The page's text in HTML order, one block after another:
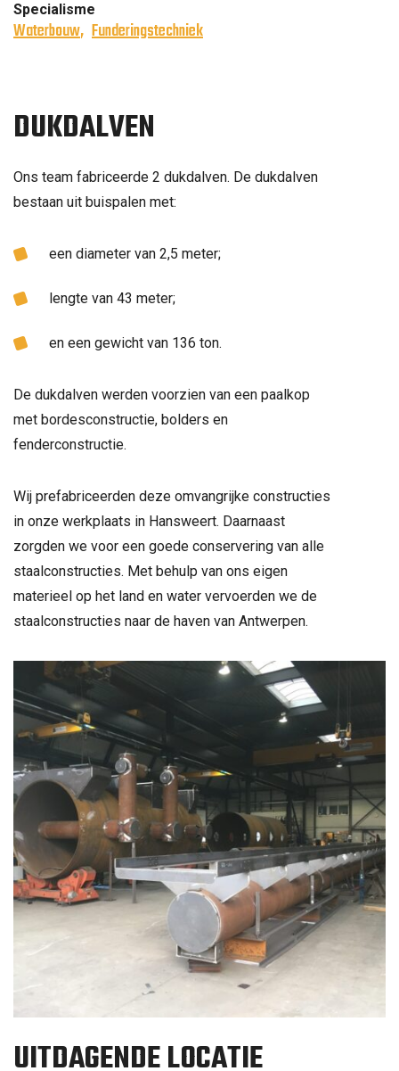
Specialisme
Waterbouw Funderingstechniek
DUKDALVEN
Ons team fabriceerde 2 dukdalven. De dukdalven
bestaan uit buispalen met:
een diameter van 2,5 meter;
lengte van 43 meter;
en een gewicht van 136 ton.
De dukdalven werden voorzien van een paalkop
met bordesconstructie, bolders en
fenderconstructie.
Wij prefabriceerden deze omvangrijke constructies
in onze werkplaats in Hansweert. Daarnaast
zorgden we voor een goede conservering van alle
staalconstructies. Met behulp van ons eigen
materieel op het land en water vervoerden we de
staalconstructies naar de haven van Antwerpen.
UITDAGENDE LOCATIE